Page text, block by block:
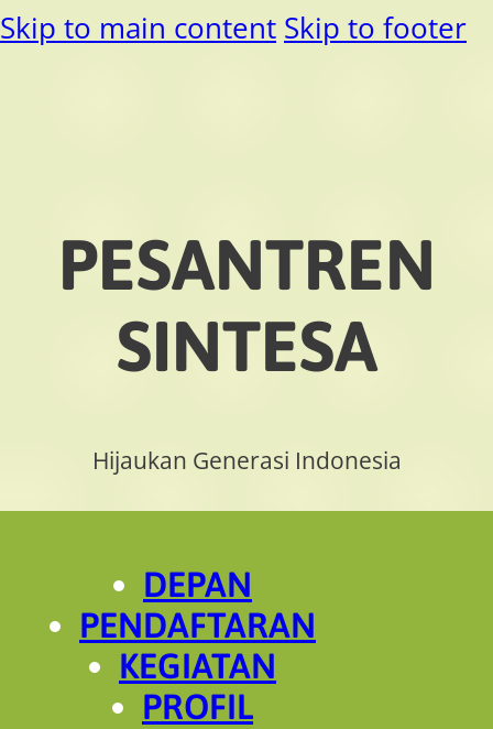
Skip to main content Skip to footer
PESANTREN
SINTESA
Hijaukan Generasi Indonesia
DEPAN
PENDAFTARAN
KEGIATAN
PROFIL